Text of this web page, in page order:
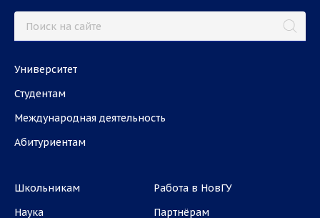
Университет
Студентам
Международная деятельность
Абитуриентам
Школьникам
Наука
Работа в НовГУ
Партнёрам